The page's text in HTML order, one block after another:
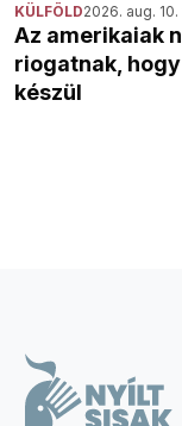
KÜLFÖLD2026. aug. 10.
Az amerikaiak
riogatnak,
készül